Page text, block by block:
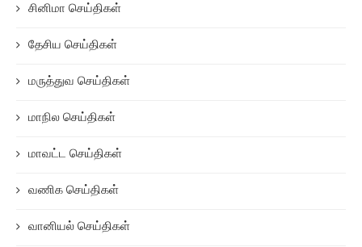
சினிமா செய்திகள்
தேசிய செய்திகள்
மருத்துவ செய்திகள்
மாநில செய்திகள்
மாவட்ட செய்திகள்
வணிக செய்திகள்
வானியல் செய்திகள்